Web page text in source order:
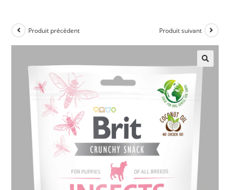
Produit précédent Produit suivant